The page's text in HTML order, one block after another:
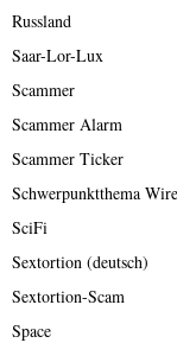
Russland
Saar-Lor-Lux
Scammer
Scammer Alarm
Scammer Ticker
Schwerpunktthema
SciFi
Sextortion (deutsch)
Sextortion-Scam
Space